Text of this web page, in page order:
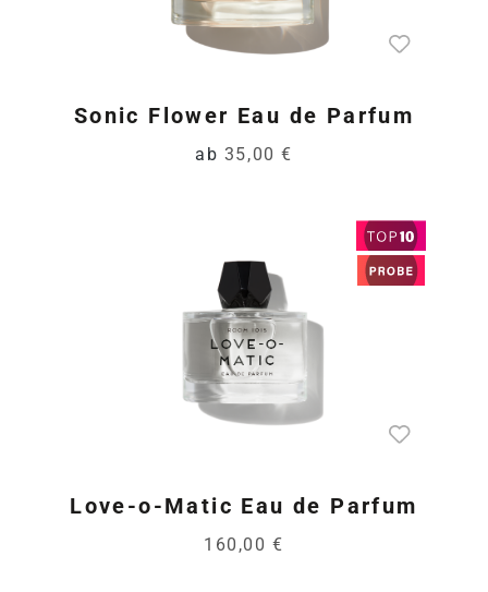
Sonic Flower Eau de Parfum
ab 35,00 €
Love-o-Matic Eau de Parfum
160,00 €